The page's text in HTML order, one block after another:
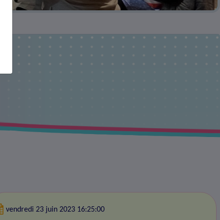
vendredi 23 juin 2023 16:25:00